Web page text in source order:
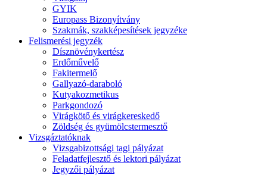
GYIK
Europass Bizonyítvány
Szakmák, szakképesítések jegyzéke
Felismerési jegyzék
Dísznövénykertész
Erdőművelő
Fakitermelő
Gallyazó-daraboló
Kutyakozmetikus
Parkgondozó
Virágkötő és virágkereskedő
Zöldség és gyümölcstermesztő
Vizsgáztatóknak
Vizsgabizottsági tagi pályázat
Feladatfejlesztő és lektori pályázat
Jegyzői pályázat